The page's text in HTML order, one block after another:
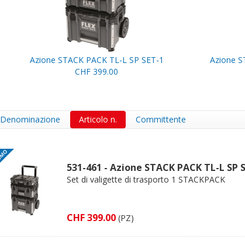
Azione STACK PACK TL-L SP SET-1
CHF 399.00
Azione
Denominazione Articolo n. Committente
531-461 - Azione STACK PACK TL-L SP
Set di valigette di trasporto 1 STACKPACK
CHF 399.00 (PZ)